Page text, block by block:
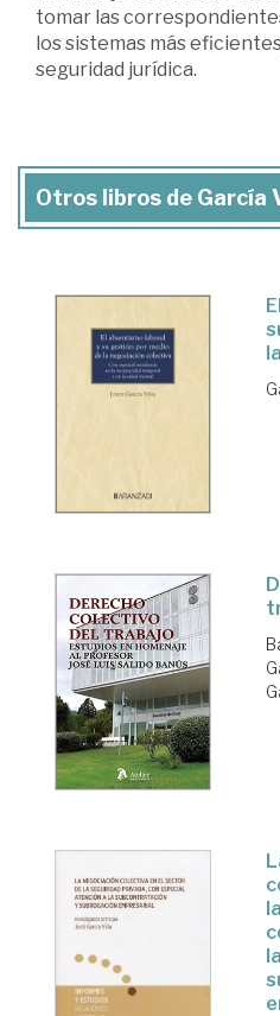
tomar las
los sistemas más
seguridad jurídica.
Otros libros de García